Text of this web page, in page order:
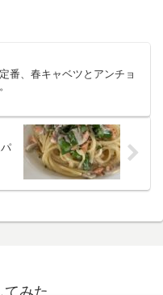
番、春キャベツとアンチョ
てみた